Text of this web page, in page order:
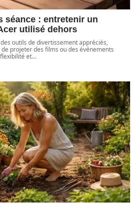
séance : entretenir un
utilisé dehors
outils de divertissement appréciés,
projeter des films ou des événements
et…